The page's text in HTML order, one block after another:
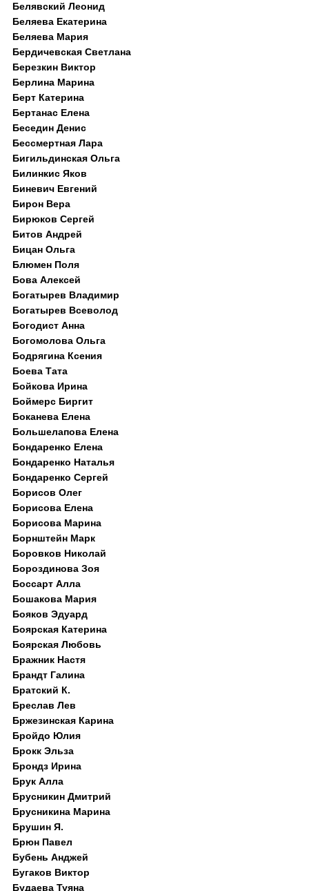
Белявский Леонид
Беляева Екатерина
Беляева Мария
Бердичевская Светлана
Березкин Виктор
Берлина Марина
Берт Катерина
Бертанас Елена
Беседин Денис
Бессмертная Лара
Бигильдинская Ольга
Билинкис Яков
Биневич Евгений
Бирон Вера
Бирюков Сергей
Битов Андрей
Бицан Ольга
Блюмен Поля
Бова Алексей
Богатырев Владимир
Богатырев Всеволод
Богодист Анна
Богомолова Ольга
Бодрягина Ксения
Боева Тата
Бойкова Ирина
Боймерс Биргит
Боканева Елена
Большелапова Елена
Бондаренко Елена
Бондаренко Наталья
Бондаренко Сергей
Борисов Олег
Борисова Елена
Борисова Марина
Борнштейн Марк
Боровков Николай
Бороздинова Зоя
Боссарт Алла
Бошакова Мария
Бояков Эдуард
Боярская Катерина
Боярская Любовь
Бражник Настя
Брандт Галина
Братский К.
Бреслав Лев
Бржезинская Карина
Бройдо Юлия
Брокк Эльза
Брондз Ирина
Брук Алла
Брусникин Дмитрий
Брусникина Марина
Брушин Я.
Брюн Павел
Бубень Анджей
Бугаков Виктор
Будаева Туяна